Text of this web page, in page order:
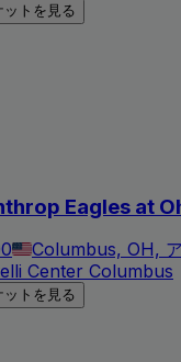
ットを見る
Eagles at
Columbus, OH,
Center Columbus
ットを見る